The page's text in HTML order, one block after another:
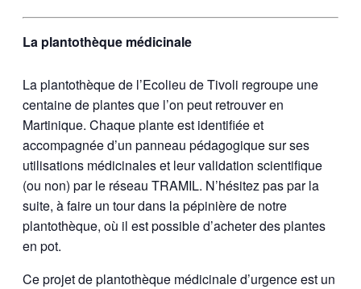
La plantothèque médicinale
La plantothèque de l’Ecolieu de Tivoli regroupe une
centaine de plantes que l’on peut retrouver en
Martinique. Chaque plante est identifiée et
accompagnée d’un panneau pédagogique sur ses
utilisations médicinales et leur validation scientifique
(ou non) par le réseau TRAMIL. N’hésitez pas par la
suite, à faire un tour dans la pépinière de notre
plantothèque, où il est possible d’acheter des plantes
en pot.
Ce projet de plantothèque médicinale d’urgence est un